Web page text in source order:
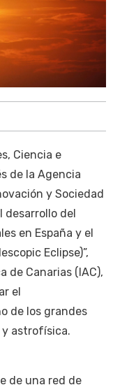
Ciencia e
de la Agencia
y Sociedad
desarrollo del
en España y el
Eclipse)”,
de Canarias (IAC),
el
de los grandes
astrofísica.
de una red de